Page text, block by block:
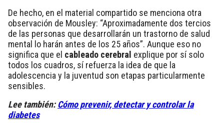
De hecho, en el material compartido se menciona otra
observación de Mousley: “Aproximadamente dos tercios
de las personas que desarrollarán un trastorno de salud
mental lo harán antes de los 25 años”. Aunque eso no
significa que el cableado cerebral explique por sí solo
todos los cuadros, sí refuerza la idea de que la
adolescencia y la juventud son etapas particularmente
sensibles.
Lee también:Cómo prevenir, detectar y controlar la
diabetes